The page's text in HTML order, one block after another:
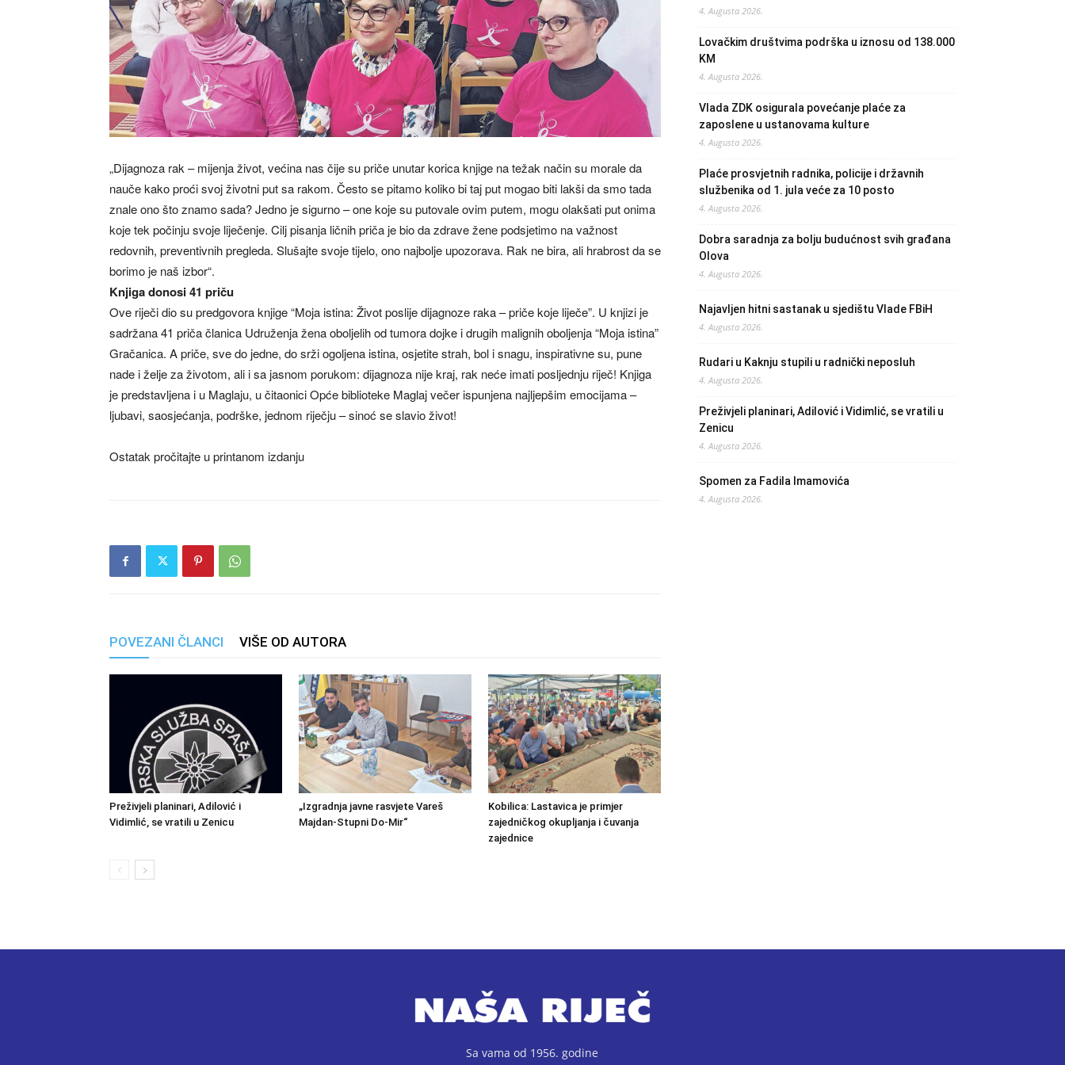
„Dijagnoza rak – mijenja život, većina nas čije su priče unutar korica knjige na težak način su morale da
nauče kako proći svoj životni put sa rakom. Često se pitamo koliko bi taj put mogao biti lakši da smo tada
znale ono što znamo sada? Jedno je sigurno – one koje su putovale ovim putem, mogu olakšati put onima
koje tek počinju svoje liječenje. Cilj pisanja ličnih priča je bio da zdrave žene podsjetimo na važnost
redovnih, preventivnih pregleda. Slušajte svoje tijelo, ono najbolje upozorava. Rak ne bira, ali hrabrost da se
borimo je naš izbor“.
Knjiga donosi 41 priču
Ove riječi dio su predgovora knjige “Moja istina: Život poslije dijagnoze raka – priče koje liječe”. U knjizi je
sadržana 41 priča članica Udruženja žena oboljelih od tumora dojke i drugih malignih oboljenja “Moja istina”
Gračanica. A priče, sve do jedne, do srži ogoljena istina, osjetite strah, bol i snagu, inspirativne su, pune
nade i želje za životom, ali i sa jasnom porukom: dijagnoza nije kraj, rak neće imati posljednju riječ! Knjiga
je predstavljena i u Maglaju, u čitaonici Opće biblioteke Maglaj večer ispunjena najljepšim emocijama –
ljubavi, saosjećanja, podrške, jednom riječju – sinoć se slavio život!
Ostatak pročitajte u printanom izdanju
POVEZANI ČLANCI VIŠE OD AUTORA
Preživjeli planinari, Adilović i
Vidimlić, se vratili u Zenicu
„Izgradnja javne rasvjete Vareš
Majdan-Stupni Do-Mir“
Kobilica: Lastavica je primjer
zajedničkog okupljanja i čuvanja
zajednice
4. Augusta 2026.
Lovačkim društvima podrška u iznosu od 138.000
KM
4. Augusta 2026.
Vlada ZDK osigurala povećanje plaće za
zaposlene u ustanovama kulture
4. Augusta 2026.
Plaće prosvjetnih radnika, policije i državnih
službenika od 1. jula veće za 10 posto
4. Augusta 2026.
Dobra saradnja za bolju budućnost svih građana
Olova
4. Augusta 2026.
Najavljen hitni sastanak u sjedištu Vlade FBiH
4. Augusta 2026.
Rudari u Kaknju stupili u radnički neposluh
4. Augusta 2026.
Preživjeli planinari, Adilović i Vidimlić, se vratili u
Zenicu
4. Augusta 2026.
Spomen za Fadila Imamovića
4. Augusta 2026.
Sa vama od 1956. godine